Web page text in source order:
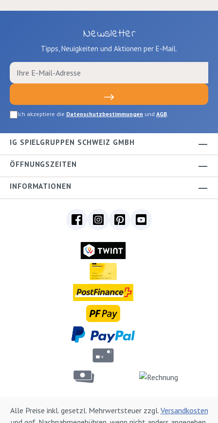
Newsletter
Tipps, Neuigkeiten und Aktionen per E-Mail.
Ich akzeptiere die Datenschutzbestimmungen und AGB.
IG SPIELGRUPPEN SCHWEIZ GMBH
ÖFFNUNGSZEITEN
INFORMATIONEN
Alle Preise inkl. gesetzl. Mehrwertsteuer zzgl. Versandkosten